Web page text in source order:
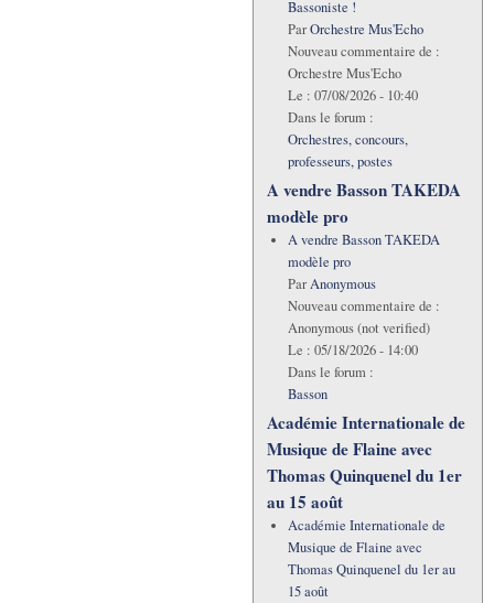
Bassoniste !
ParOrchestre Mus'Echo
Nouveau commentaire de :
Orchestre Mus'Echo
Le : 07/08/2026 - 10:40
Dans le forum :
Orchestres, concours,
professeurs, postes
A vendre Basson TAKEDA
modèle pro
A vendre Basson TAKEDA
modèle pro
ParAnonymous
Nouveau commentaire de :
Anonymous (not verified)
Le : 05/18/2026 - 14:00
Dans le forum :
Basson
Académie Internationale de
Musique de Flaine avec
Thomas Quinquenel du 1er
au 15 août
Académie Internationale de
Musique de Flaine avec
Thomas Quinquenel du 1er au
15 août